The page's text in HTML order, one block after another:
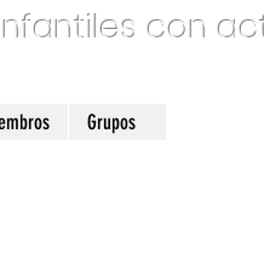
con
Grupos